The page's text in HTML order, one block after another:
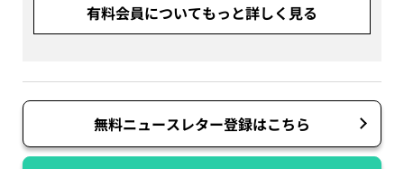
有料会員についてもっと詳しく見る
無料ニュースレター登録はこちら